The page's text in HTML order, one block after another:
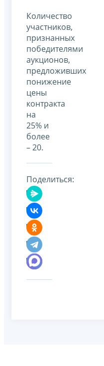
Количество
участников,
признанных
победителями
аукционов,
предложивших
понижение
цены
контракта
на
25% и
более
– 20.
Поделиться: